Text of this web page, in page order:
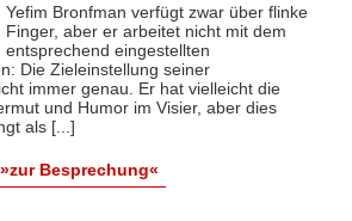
Yefim Bronfman verfügt zwar über flinke
Finger, aber er arbeitet nicht mit dem
entsprechend eingestellten
Die Zieleinstellung seiner
immer genau. Er hat vielleicht die
und Humor im Visier, aber dies
als [...]
»zur Besprechung«